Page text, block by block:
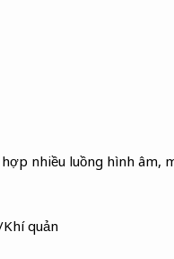
nhiều luồng hình âm,
quản